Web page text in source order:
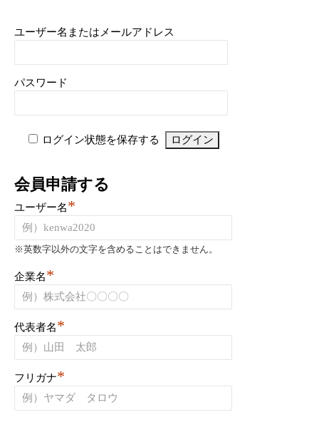
ユーザー名またはメールアドレス
パスワード
ログイン状態を保存する
会員申請する
ユーザー名*
※英数字以外の文字を含めることはできません。
企業名*
代表者名*
フリガナ*